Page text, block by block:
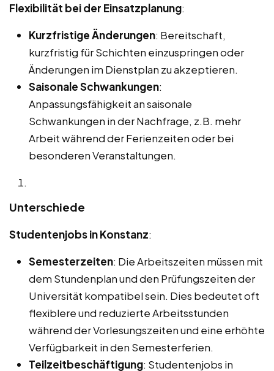
Flexibilität bei der Einsatzplanung:
Kurzfristige Änderungen: Bereitschaft,
kurzfristig für Schichten einzuspringen oder
Änderungen im Dienstplan zu akzeptieren.
Saisonale Schwankungen:
Anpassungsfähigkeit an saisonale
Schwankungen in der Nachfrage, z.B. mehr
Arbeit während der Ferienzeiten oder bei
besonderen Veranstaltungen.
Unterschiede
Studentenjobs in Konstanz:
Semesterzeiten: Die Arbeitszeiten müssen mit
dem Stundenplan und den Prüfungszeiten der
Universität kompatibel sein. Dies bedeutet oft
flexiblere und reduzierte Arbeitsstunden
während der Vorlesungszeiten und eine erhöhte
Verfügbarkeit in den Semesterferien.
Teilzeitbeschäftigung: Studentenjobs in